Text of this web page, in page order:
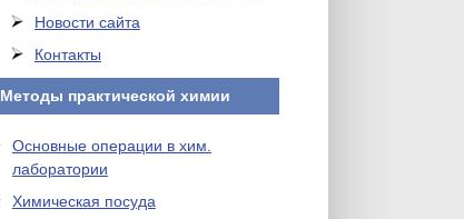
Новости сайта
Контакты
Методы практической химии
Основные операции в хим.
лаборатории
Химическая посуда